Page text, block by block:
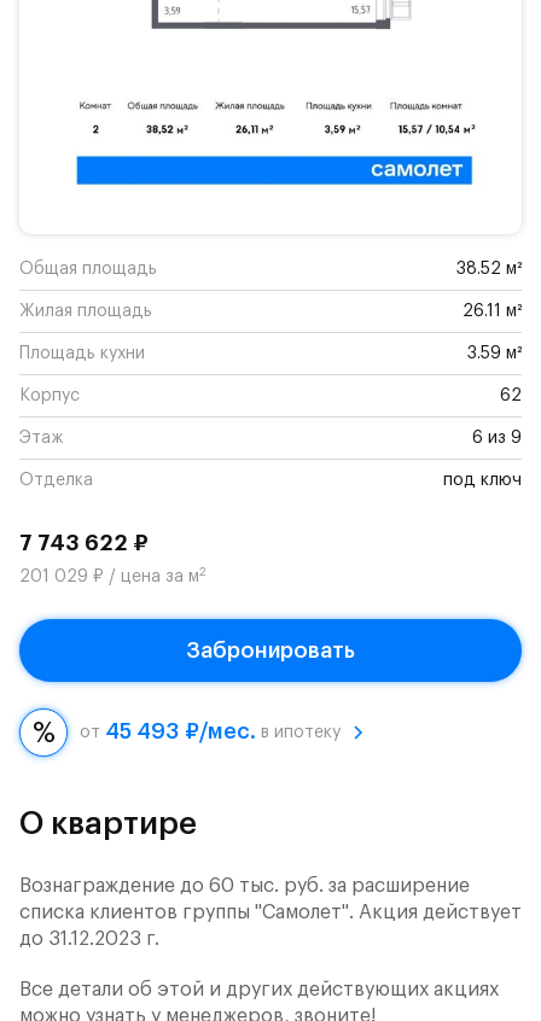
Общая площадь 38.52 м²
Жилая площадь 26.11 м²
Площадь кухни 3.59 м²
Корпус 62
Этаж 6 из 9
Отделка под ключ
7 743 622 ₽
201 029 ₽ / цена за м2
Забронировать
от 45 493 ₽/мес. в ипотеку
О квартире
Вознаграждение до 60 тыс. руб. за расширение
списка клиентов группы "Самолет". Акция действует
до 31.12.2023 г.
Все детали об этой и других действующих акциях
можно узнать у менеджеров, звоните!